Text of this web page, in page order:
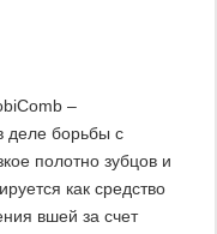
–
деле борьбы с
полотно зубцов и
как средство
вшей за счет